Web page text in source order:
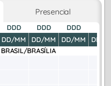
Presencial
DDD
DD/MM
DDD
DD/MM
DDD
DD/MM
DD/
BRASIL/BRASÍLIA